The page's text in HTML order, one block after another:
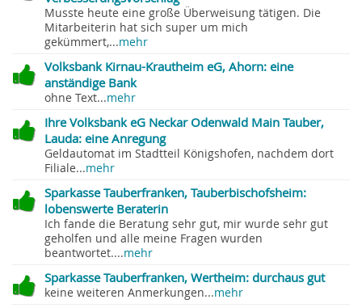
Musste heute eine große Überweisung tätigen. Die
Mitarbeiterin hat sich super um mich
gekümmert,...mehr
Volksbank Kirnau-Krautheim eG, Ahorn: eine
anständige Bank
ohne Text...mehr
Ihre Volksbank eG Neckar Odenwald Main Tauber,
Lauda: eine Anregung
Geldautomat im Stadtteil Königshofen, nachdem dort
Filiale...mehr
Sparkasse Tauberfranken, Tauberbischofsheim:
lobenswerte Beraterin
Ich fande die Beratung sehr gut, mir wurde sehr gut
geholfen und alle meine Fragen wurden
beantwortet....mehr
Sparkasse Tauberfranken, Wertheim: durchaus gut
keine weiteren Anmerkungen...mehr